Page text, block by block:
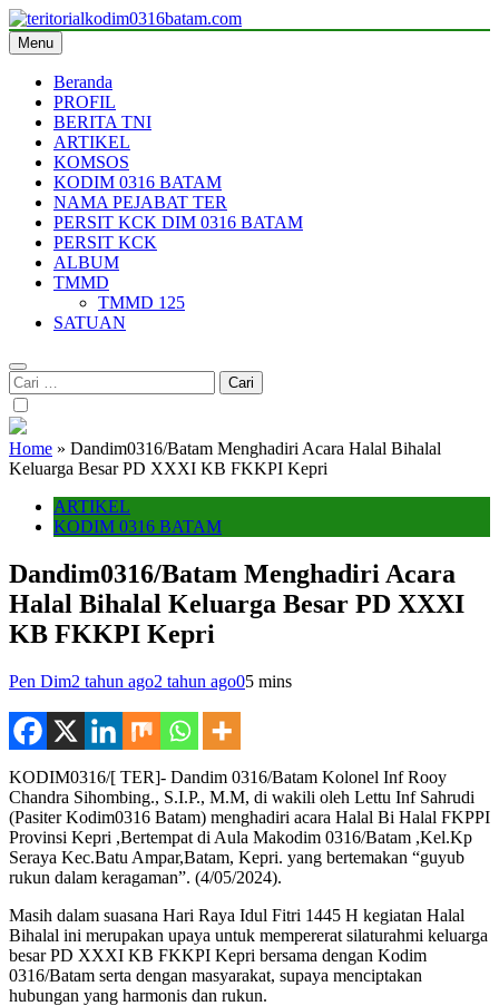
Skip
to
content
teritorialkodim0316batam.com
teritoriakkodimo0316batam
Menu
Beranda
PROFIL
BERITA TNI
ARTIKEL
KOMSOS
KODIM 0316 BATAM
NAMA PEJABAT TER
PERSIT KCK DIM 0316 BATAM
PERSIT KCK
ALBUM
TMMD
TMMD 125
SATUAN
Cari
untuk:
Home » Dandim0316/Batam Menghadiri Acara Halal Bihalal
Keluarga Besar PD XXXI KB FKKPI Kepri
ARTIKEL
KODIM 0316 BATAM
Dandim0316/Batam Menghadiri Acara
Halal Bihalal Keluarga Besar PD XXXI
KB FKKPI Kepri
Pen Dim2 tahun ago2 tahun ago05 mins
KODIM0316/[ TER]- Dandim 0316/Batam Kolonel Inf Rooy
Chandra Sihombing., S.I.P., M.M, di wakili oleh Lettu Inf Sahrudi
(Pasiter Kodim0316 Batam) menghadiri acara Halal Bi Halal FKPPI
Provinsi Kepri ,Bertempat di Aula Makodim 0316/Batam ,Kel.Kp
Seraya Kec.Batu Ampar,Batam, Kepri. yang bertemakan “guyub
rukun dalam keragaman”. (4/05/2024).
Masih dalam suasana Hari Raya Idul Fitri 1445 H kegiatan Halal
Bihalal ini merupakan upaya untuk mempererat silaturahmi keluarga
besar PD XXXI KB FKKPI Kepri bersama dengan Kodim
0316/Batam serta dengan masyarakat, supaya menciptakan
hubungan yang harmonis dan rukun.